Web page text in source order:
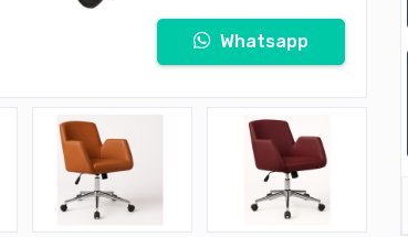
Whatsapp